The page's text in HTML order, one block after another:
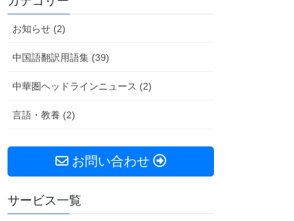
お知らせ (2)
中国語翻訳用語集 (39)
中華圏ヘッドラインニュース (2)
言語・教養 (2)
お問い合わせ
サービス一覧